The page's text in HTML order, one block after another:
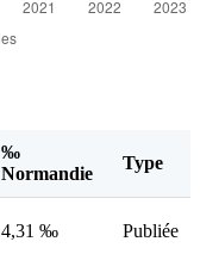
‰
Normandie
Type
4,31 ‰ Publiée